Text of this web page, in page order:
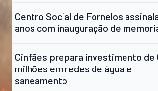
Centro Social de Fornelos
anos com inauguração de
Cinfães prepara investimento de
milhões em redes de água e
saneamento